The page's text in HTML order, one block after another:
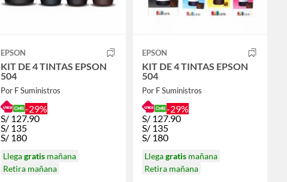
EPSON
KIT DE 4 TINTAS EPSON
504
Por F Suministros
-29%
S/ 127.90
S/ 135
S/ 180
Llegagratismañana
Retira mañana
EPSON
KIT DE 4 TINTAS EPSON
504
Por F Suministros
-29%
S/ 127.90
S/ 135
S/ 180
Llegagratismañana
Retira mañana